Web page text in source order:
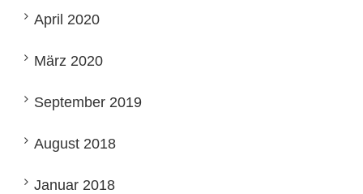
April 2020
März 2020
September 2019
August 2018
Januar 2018